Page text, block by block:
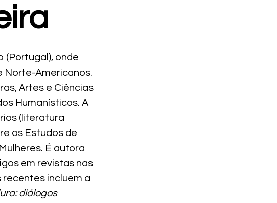
(Portugal), onde
Norte-Americanos.
Artes e Ciências
Humanísticos. A
(literatura
os Estudos de
É autora
em revistas nas
recentes incluem a
diálogos